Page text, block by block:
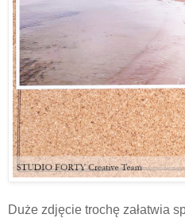
Duże zdjęcie trochę załatwia